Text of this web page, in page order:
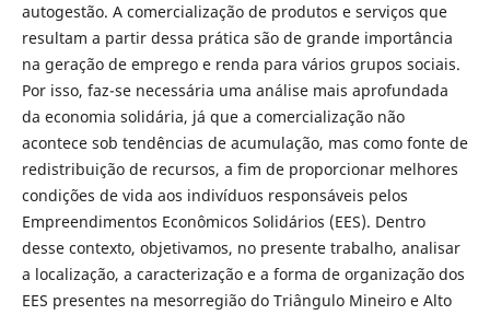
autogestão. A comercialização de produtos e serviços que
resultam a partir dessa prática são de grande importância
na geração de emprego e renda para vários grupos sociais.
Por isso, faz-se necessária uma análise mais aprofundada
da economia solidária, já que a comercialização não
acontece sob tendências de acumulação, mas como fonte de
redistribuição de recursos, a fim de proporcionar melhores
condições de vida aos indivíduos responsáveis pelos
Empreendimentos Econômicos Solidários (EES). Dentro
desse contexto, objetivamos, no presente trabalho, analisar
a localização, a caracterização e a forma de organização dos
EES presentes na mesorregião do Triângulo Mineiro e Alto